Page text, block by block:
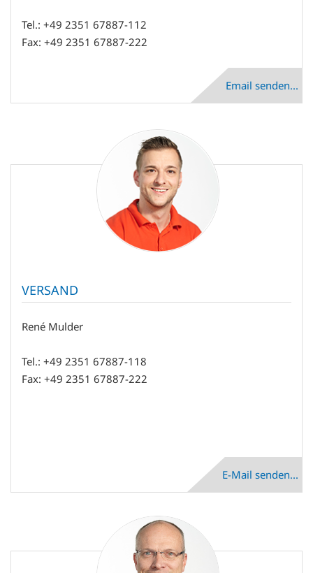
Tel.: +49 2351 67887-112
Fax: +49 2351 67887-222
Email senden...
VERSAND
René Mulder
Tel.: +49 2351 67887-118
Fax: +49 2351 67887-222
E-Mail senden...